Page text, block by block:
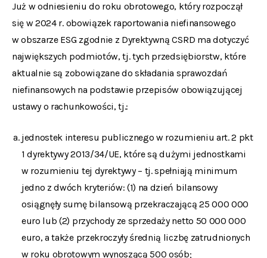
Już w odniesieniu do roku obrotowego, który rozpoczął
się w 2024 r. obowiązek raportowania niefinansowego
w obszarze ESG zgodnie z Dyrektywną CSRD ma dotyczyć
największych podmiotów, tj. tych przedsiębiorstw, które
aktualnie są zobowiązane do składania sprawozdań
niefinansowych na podstawie przepisów obowiązującej
ustawy o rachunkowości, tj.:
jednostek interesu publicznego w rozumieniu art. 2 pkt
1 dyrektywy 2013/34/UE, które są dużymi jednostkami
w rozumieniu tej dyrektywy – tj. spełniają minimum
jedno z dwóch kryteriów: (1) na dzień bilansowy
osiągnęły sumę bilansową przekraczającą 25 000 000
euro lub (2) przychody ze sprzedaży netto 50 000 000
euro, a także przekroczyły średnią liczbę zatrudnionych
w roku obrotowym wynoszącą 500 osób;